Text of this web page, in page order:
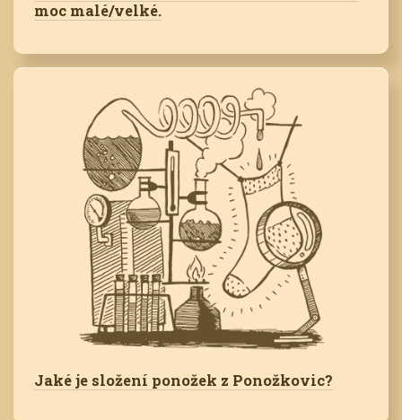
moc malé/velké.
Jaké je složení ponožek z Ponožkovic?